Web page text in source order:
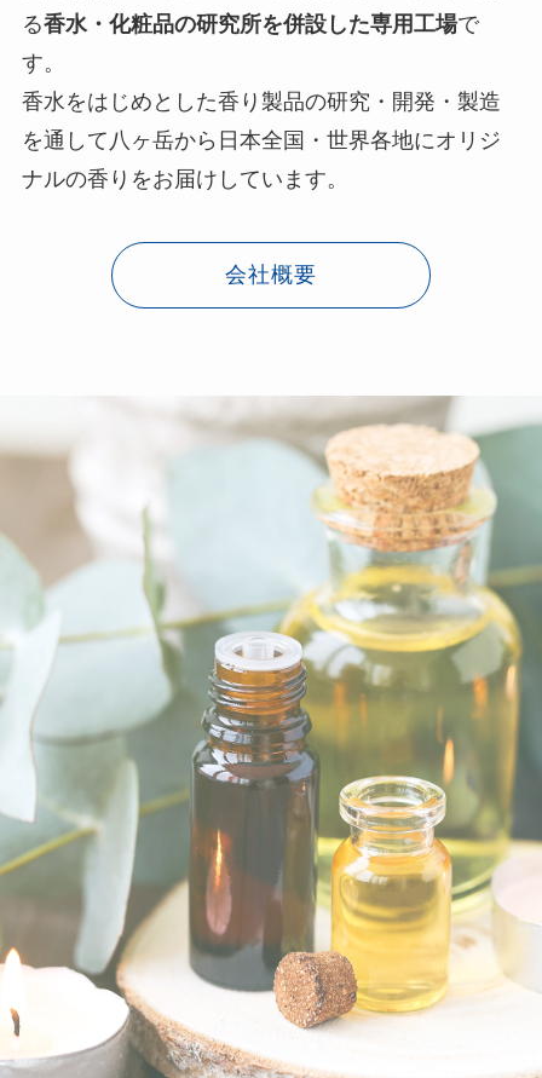
る香水・化粧品の研究所を併設した専用工場で
す。
香水をはじめとした香り製品の研究・開発・製造
を通して八ヶ岳から日本全国・世界各地にオリジ
ナルの香りをお届けしています。
会社概要